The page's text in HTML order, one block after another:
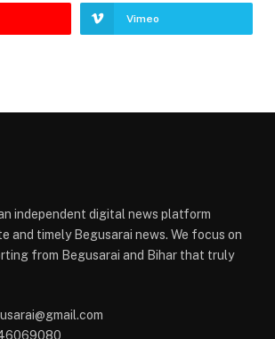
Vimeo
independent digital news platform
and timely Begusarai news. We focus on
from Begusarai and Bihar that truly